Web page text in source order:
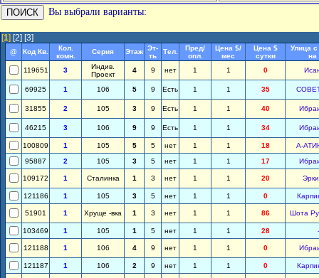
Вы выбрали варианты:
[1] [2] [3]
@ Код Кв.
Кол.
комн.
Серия Этаж Эт-
ть
Тел.
Пред/
опл.
Цена $/
мес
Цена $
сутки
Улица
на
119651
3
Индив.
Проект
4 9 нет 1 1 0
69925 1 106 5 9 Есть 1 1 35
31855 2 105 3 9 Есть 1 1 40
46215 3 106 9 9 Есть 1 1 34
100809 1 105 5 5 нет 1 1 18
А-
95887
2 105 3 5 нет 1 1 17
109172 1 Сталинка 1 3 нет 1 1 20
121186 1 105 3 5 нет 1 1 0
51901 1 Хруще -вка 1 3 нет 1 1 86 Шота
103469 1 105 1 5 нет 1 1 28 -
121188 1 106 4 9 нет 1 1 0
121187 1 106 2 9 нет 1 1 0